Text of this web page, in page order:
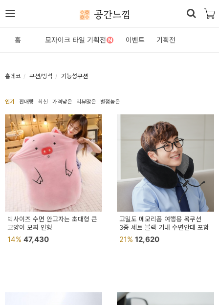
공간느낌
카
테
고
리
DIY
재/
용
품
홈 모자이크 타일 기획전 N 이벤트 기획전
홈데코 쿠션/방석 기능성쿠션
인기 판매량 최신 가격낮은 리뷰많은 별점높은
빅사이즈 수면 안고자는 초대형 큰
고양이 모찌 인형
14% 47,430
고밀도 메모리폼 여행용 목쿠션
3종 세트 블랙 기내 수면안대 포함
21% 12,620